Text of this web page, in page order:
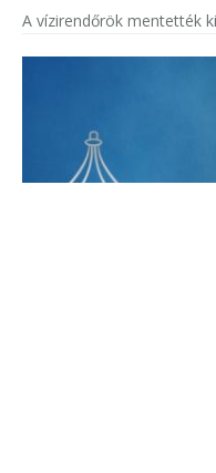
A vízirendőrök mentették